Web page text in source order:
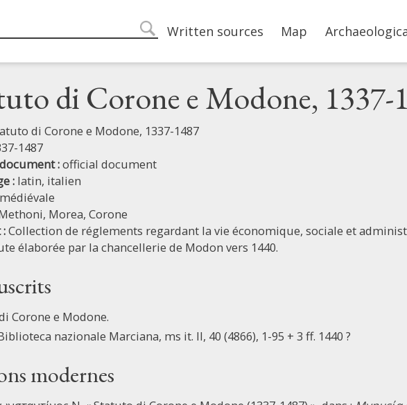
search
Main navigation
Written sources Map
di Corone e Modone, 1337-
di Corone e Modone, 1337-1487
1487
:official document
: latin, italien
médiévale
Morea, Corone
Collection de réglements regardant la vie économique, sociale et
élaborée par la chancellerie de Modon vers 1440.
Corone e Modone.
nazionale Marciana, ms it. II, 40 (4866), 1-95 + 3 ff. 1440 ?
modernes